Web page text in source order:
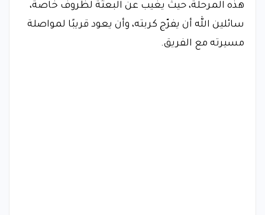
هذه المرحلة، حيث يغيب عن البعثة لظروف خاصة،
سائلين الله أن يفرّج كربته، وأن يعود قريبًا لمواصلة
مسيرته مع الفريق.